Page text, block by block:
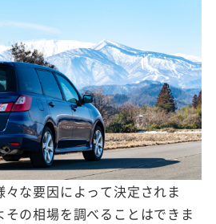
な要因によって決定されま
の相場を調べることはできま